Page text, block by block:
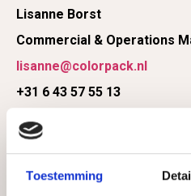
Toestemming
Lisanne Borst
Commercial & Operations
lisanne@colorpack.nl
+31 6 43 57 55 13